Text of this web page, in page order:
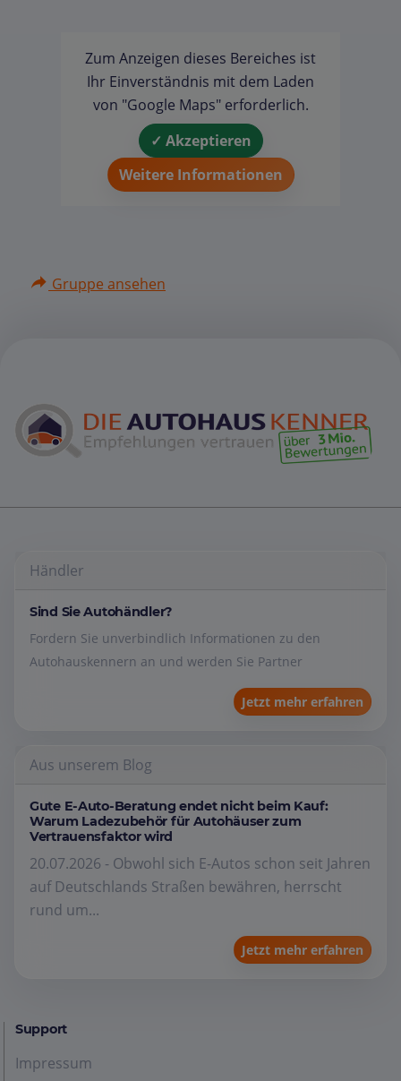
Zum Anzeigen dieses Bereiches ist
Ihr Einverständnis mit dem Laden
von "Google Maps" erforderlich.
✓ Akzeptieren
Weitere Informationen
Gruppe ansehen
Händler
Sind Sie Autohändler?
Fordern Sie unverbindlich Informationen zu den
Autohauskennern an und werden Sie Partner
Jetzt mehr erfahren
Aus unserem Blog
Gute E-Auto-Beratung endet nicht beim Kauf:
Warum Ladezubehör für Autohäuser zum
Vertrauensfaktor wird
20.07.2026 - Obwohl sich E-Autos schon seit Jahren
auf Deutschlands Straßen bewähren, herrscht
rund um...
Jetzt mehr erfahren
Support
Impressum